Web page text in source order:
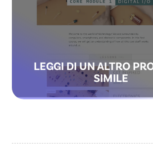
LEGGI DI UN ALTRO
SIMILE